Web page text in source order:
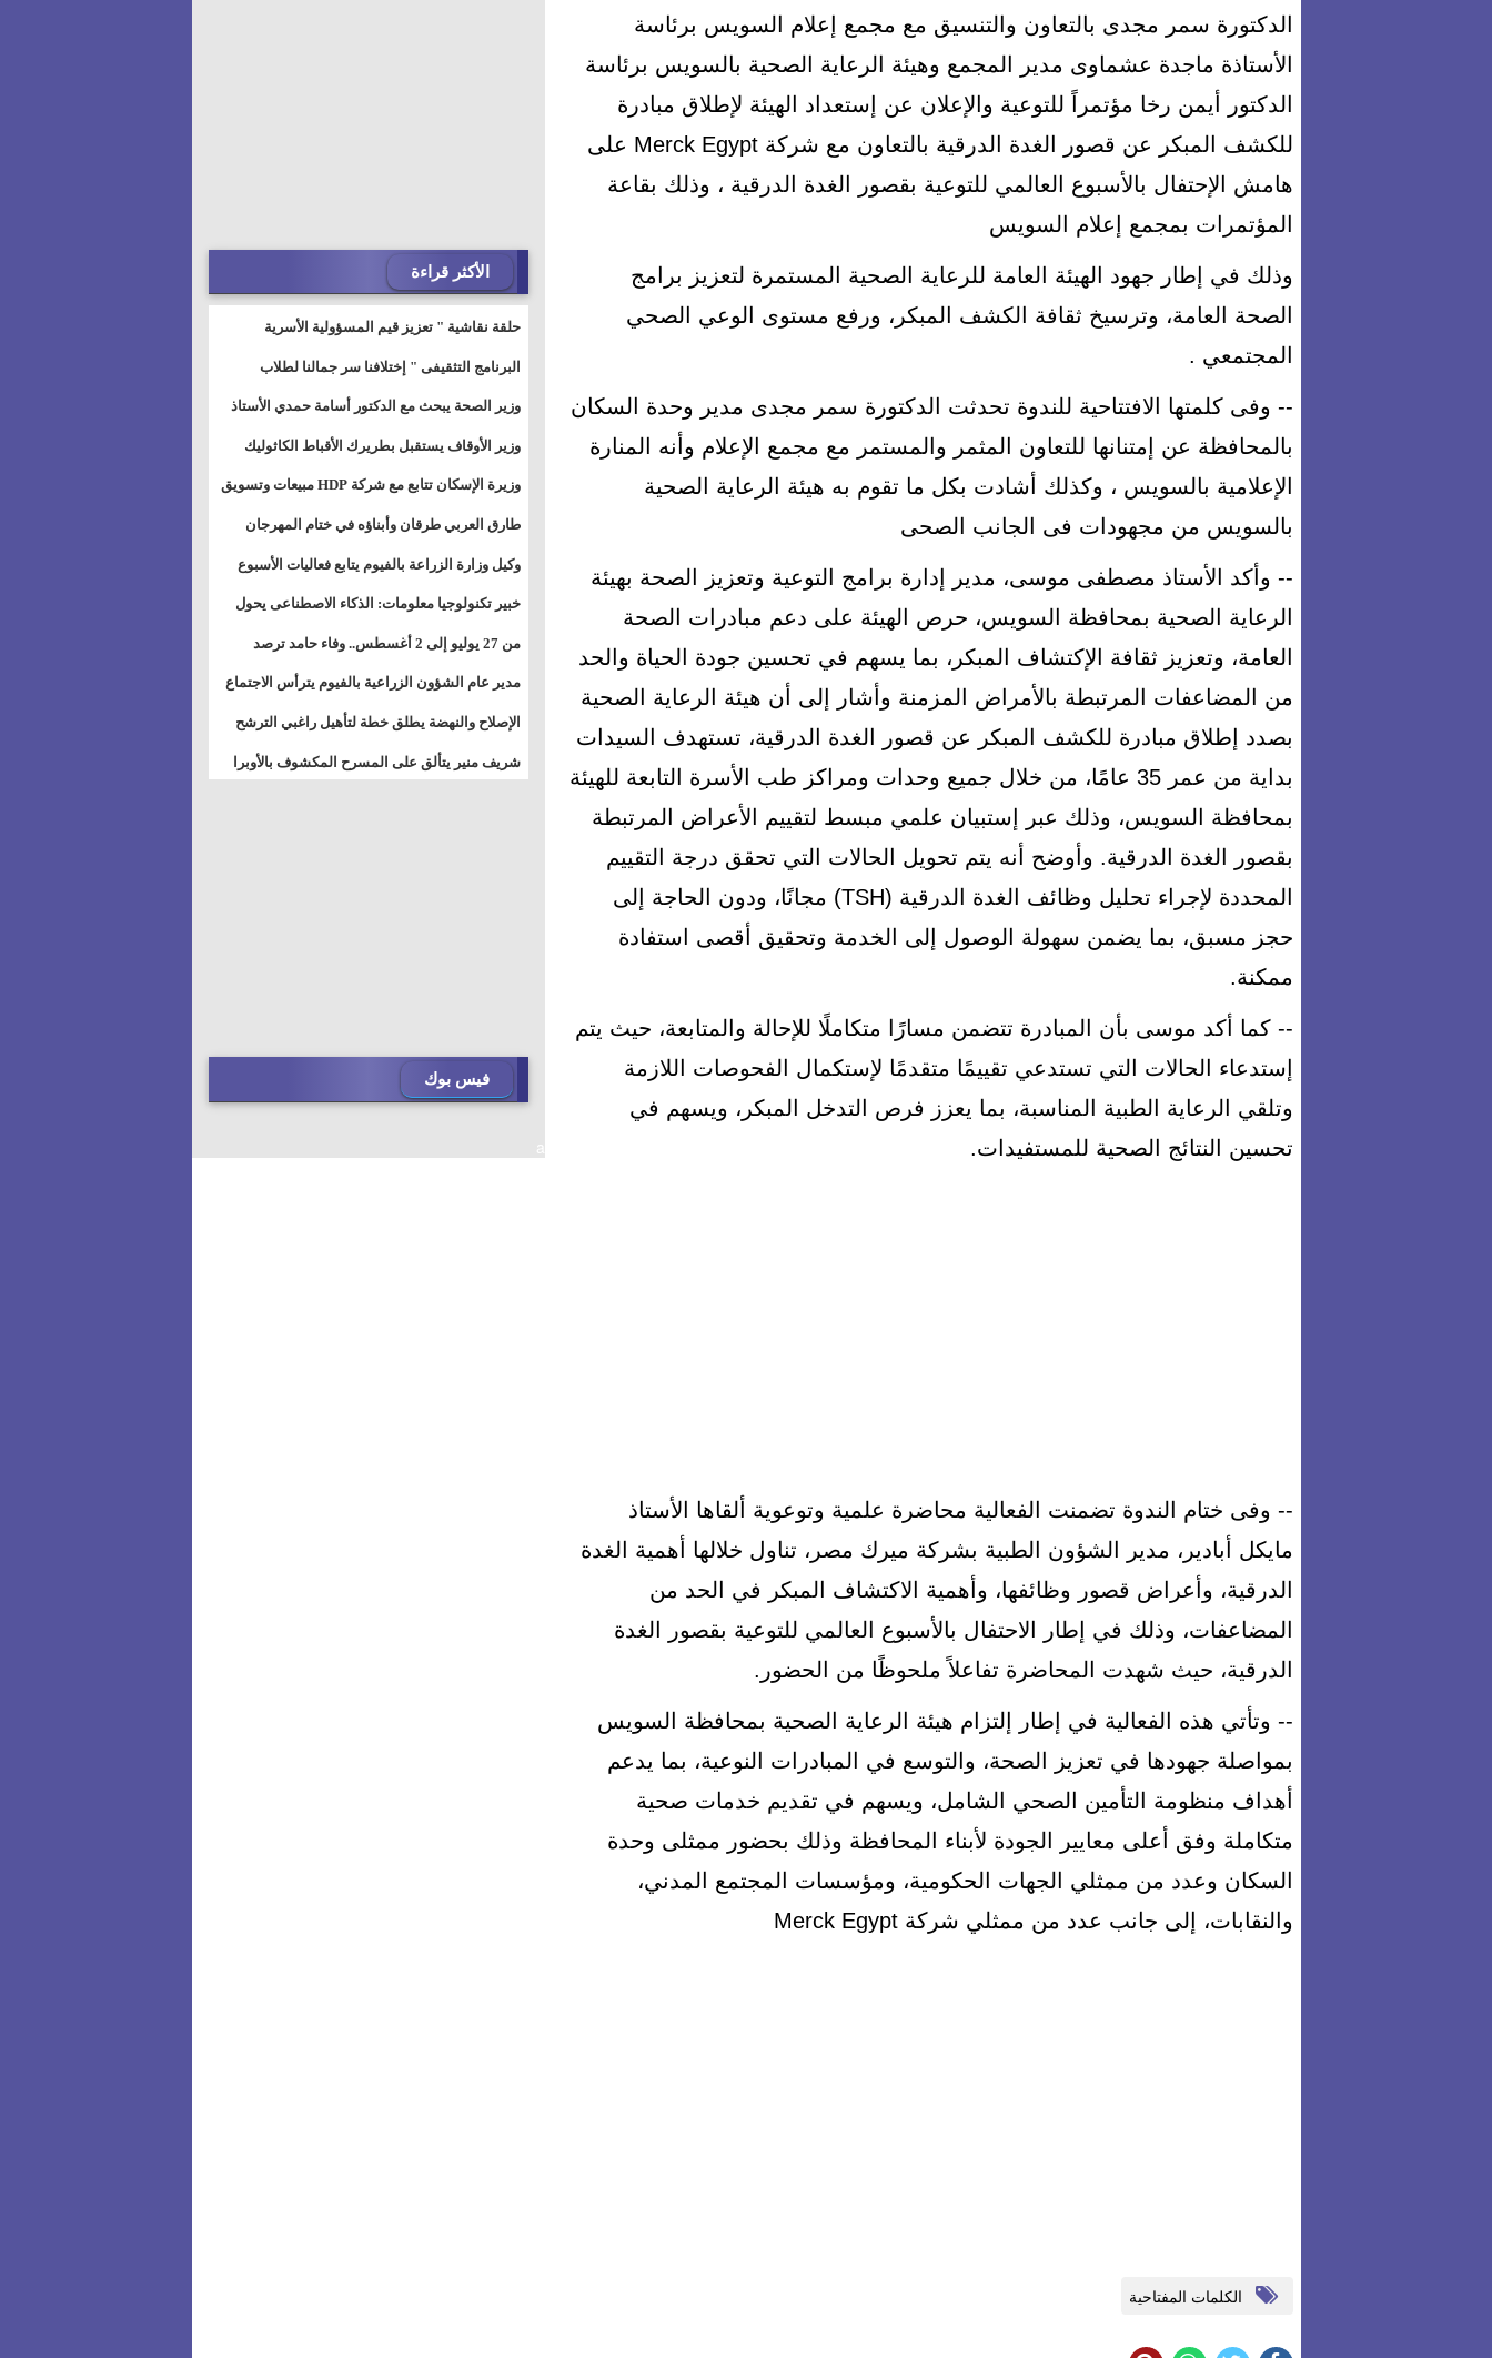
الدكتورة سمر مجدى بالتعاون والتنسيق مع مجمع إعلام السويس برئاسة
الأستاذة ماجدة عشماوى مدير المجمع وهيئة الرعاية الصحية بالسويس برئاسة
الدكتور أيمن رخا مؤتمراً للتوعية والإعلان عن إستعداد الهيئة لإطلاق مبادرة
للكشف المبكر عن قصور الغدة الدرقية بالتعاون مع شركة Merck Egypt على
هامش الإحتفال بالأسبوع العالمي للتوعية بقصور الغدة الدرقية ، وذلك بقاعة
المؤتمرات بمجمع إعلام السويس
وذلك في إطار جهود الهيئة العامة للرعاية الصحية المستمرة لتعزيز برامج
الصحة العامة، وترسيخ ثقافة الكشف المبكر، ورفع مستوى الوعي الصحي
المجتمعي .
-- وفى كلمتها الافتتاحية للندوة تحدثت الدكتورة سمر مجدى مدير وحدة السكان
بالمحافظة عن إمتنانها للتعاون المثمر والمستمر مع مجمع الإعلام وأنه المنارة
الإعلامية بالسويس ، وكذلك أشادت بكل ما تقوم به هيئة الرعاية الصحية
بالسويس من مجهودات فى الجانب الصحى
-- وأكد الأستاذ مصطفى موسى، مدير إدارة برامج التوعية وتعزيز الصحة بهيئة
الرعاية الصحية بمحافظة السويس، حرص الهيئة على دعم مبادرات الصحة
العامة، وتعزيز ثقافة الإكتشاف المبكر، بما يسهم في تحسين جودة الحياة والحد
من المضاعفات المرتبطة بالأمراض المزمنة وأشار إلى أن هيئة الرعاية الصحية
بصدد إطلاق مبادرة للكشف المبكر عن قصور الغدة الدرقية، تستهدف السيدات
بداية من عمر 35 عامًا، من خلال جميع وحدات ومراكز طب الأسرة التابعة للهيئة
بمحافظة السويس، وذلك عبر إستبيان علمي مبسط لتقييم الأعراض المرتبطة
بقصور الغدة الدرقية. وأوضح أنه يتم تحويل الحالات التي تحقق درجة التقييم
المحددة لإجراء تحليل وظائف الغدة الدرقية (TSH) مجانًا، ودون الحاجة إلى
حجز مسبق، بما يضمن سهولة الوصول إلى الخدمة وتحقيق أقصى استفادة
ممكنة.
-- كما أكد موسى بأن المبادرة تتضمن مسارًا متكاملًا للإحالة والمتابعة، حيث يتم
إستدعاء الحالات التي تستدعي تقييمًا متقدمًا لإستكمال الفحوصات اللازمة
وتلقي الرعاية الطبية المناسبة، بما يعزز فرص التدخل المبكر، ويسهم في
تحسين النتائج الصحية للمستفيدات.
-- وفى ختام الندوة تضمنت الفعالية محاضرة علمية وتوعوية ألقاها الأستاذ
مايكل أبادير، مدير الشؤون الطبية بشركة ميرك مصر، تناول خلالها أهمية الغدة
الدرقية، وأعراض قصور وظائفها، وأهمية الاكتشاف المبكر في الحد من
المضاعفات، وذلك في إطار الاحتفال بالأسبوع العالمي للتوعية بقصور الغدة
الدرقية، حيث شهدت المحاضرة تفاعلاً ملحوظًا من الحضور.
-- وتأتي هذه الفعالية في إطار إلتزام هيئة الرعاية الصحية بمحافظة السويس
بمواصلة جهودها في تعزيز الصحة، والتوسع في المبادرات النوعية، بما يدعم
أهداف منظومة التأمين الصحي الشامل، ويسهم في تقديم خدمات صحية
متكاملة وفق أعلى معايير الجودة لأبناء المحافظة وذلك بحضور ممثلى وحدة
السكان وعدد من ممثلي الجهات الحكومية، ومؤسسات المجتمع المدني،
والنقابات، إلى جانب عدد من ممثلي شركة Merck Egypt
الكلمات المفتاحية
الأكثر قراءة
حلقة نقاشية " تعزيز قيم المسؤولية الأسرية
البرنامج التثقيفى " إختلافنا سر جمالنا لطلاب
وطالبات ذوى الهمهم" بمدارس التربية الخاصة
وزير الصحة يبحث مع الدكتور أسامة حمدي الأستاذ
بجامعة هارفارد توسيع برامج التوعية بمرض السكري
وزير الأوقاف يستقبل بطريرك الأقباط الكاثوليك
وزيرة الإسكان تتابع مع شركة HDP مبيعات وتسويق
مشروعات المدن الجديدة
طارق العربي طرقان وأبناؤه في ختام المهرجان
الصيفي للموسيقى والغناء بالمسرح المكشوف
وكيل وزارة الزراعة بالفيوم يتابع فعاليات الأسبوع
خبير تكنولوجيا معلومات: الذكاء الاصطناعى يحول
المستخدم إلى سلعة فى اقتصاد الانتباه
من 27 يوليو إلى 2 أغسطس.. وفاء حامد ترصد
تأثيرات أقوى الاتصالات الفلكية على الأبراج
مدير عام الشؤون الزراعية بالفيوم يترأس الاجتماع
الدوري لمتابعة الحصر الحيازي الجديدة
الإصلاح والنهضة يطلق خطة لتأهيل راغبي الترشح
للمجالس الشعبية المحلية ويستعرض خطط أماناته
بالمحافظات
شريف منير يتألق على المسرح المكشوف بالأوبرا
فيس بوك
a